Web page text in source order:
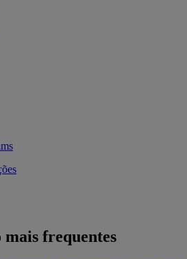
mais frequentes